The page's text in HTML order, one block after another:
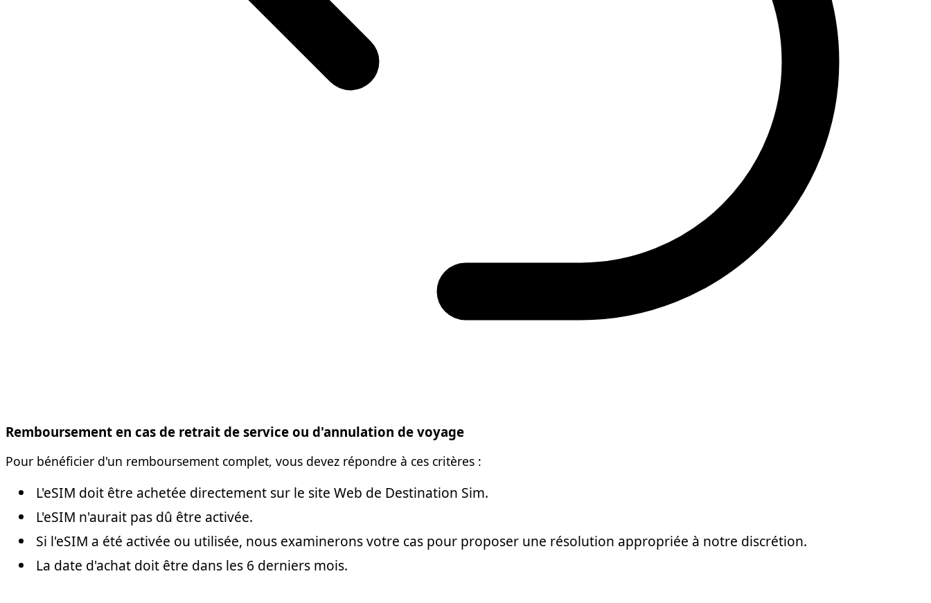
Remboursement en cas de retrait de service ou d'annulation de voyage
Pour bénéficier d'un remboursement complet, vous devez répondre à ces critères :
L'eSIM doit être achetée directement sur le site Web de Destination Sim.
L'eSIM n'aurait pas dû être activée.
Si l'eSIM a été activée ou utilisée, nous examinerons votre cas pour proposer une résolution appropriée à notre discrétion.
La date d'achat doit être dans les 6 derniers mois.